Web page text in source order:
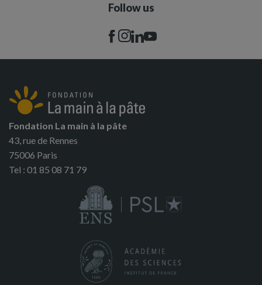
Follow us
Fondation La main à la pâte
43, rue de Rennes
75006 Paris
Tel : 01 85 08 71 79